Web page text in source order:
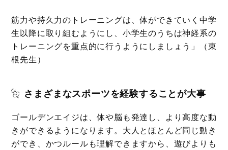
筋力や持久力のトレーニングは、体ができていく中学
生以降に取り組むようにし、小学生のうちは神経系の
トレーニングを重点的に行うようにしましょう」（東
根先生）
さまざまなスポーツを経験することが大事
ゴールデンエイジは、体や脳も発達し、より高度な動
きができるようになります。大人とほとんど同じ動き
ができ、かつルールも理解できますから、遊びよりも